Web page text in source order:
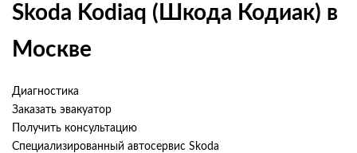
Skoda Kodiaq (Шкода Кодиак) в
Москве
Диагностика
Заказать эвакуатор
Получить консультацию
Специализированный автосервис Skoda